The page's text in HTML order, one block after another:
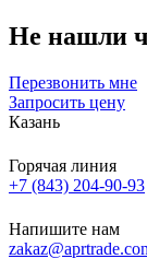
Не нашли
Перезвонить мне
Запросить цену
Казань
Горячая линия
+7 (843) 204-90-93
Напишите нам